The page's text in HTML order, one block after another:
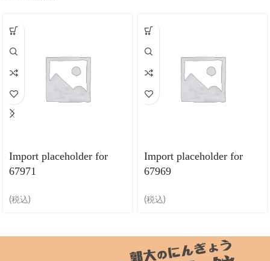
Import placeholder for
67971
(税込)
Import placeholder for
67969
(税込)